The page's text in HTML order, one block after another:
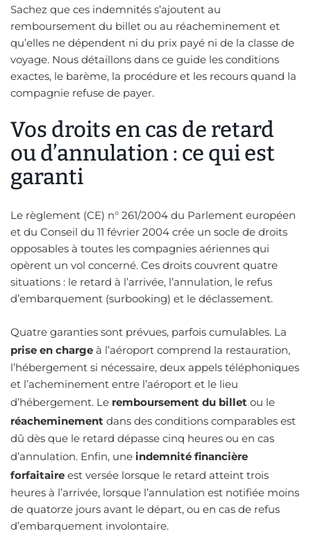
Sachez que ces indemnités s’ajoutent au
remboursement du billet ou au réacheminement et
qu’elles ne dépendent ni du prix payé ni de la classe de
voyage. Nous détaillons dans ce guide les conditions
exactes, le barème, la procédure et les recours quand la
compagnie refuse de payer.
Vos droits en cas de retard
ou d’annulation : ce qui est
garanti
Le règlement (CE) n° 261/2004 du Parlement européen
et du Conseil du 11 février 2004 crée un socle de droits
opposables à toutes les compagnies aériennes qui
opèrent un vol concerné. Ces droits couvrent quatre
situations : le retard à l’arrivée, l’annulation, le refus
d’embarquement (surbooking) et le déclassement.
Quatre garanties sont prévues, parfois cumulables. La
prise en charge à l’aéroport comprend la restauration,
l’hébergement si nécessaire, deux appels téléphoniques
et l’acheminement entre l’aéroport et le lieu
d’hébergement. Le remboursement du billet ou le
réacheminement dans des conditions comparables est
dû dès que le retard dépasse cinq heures ou en cas
d’annulation. Enfin, une indemnité financière
forfaitaire est versée lorsque le retard atteint trois
heures à l’arrivée, lorsque l’annulation est notifiée moins
de quatorze jours avant le départ, ou en cas de refus
d’embarquement involontaire.